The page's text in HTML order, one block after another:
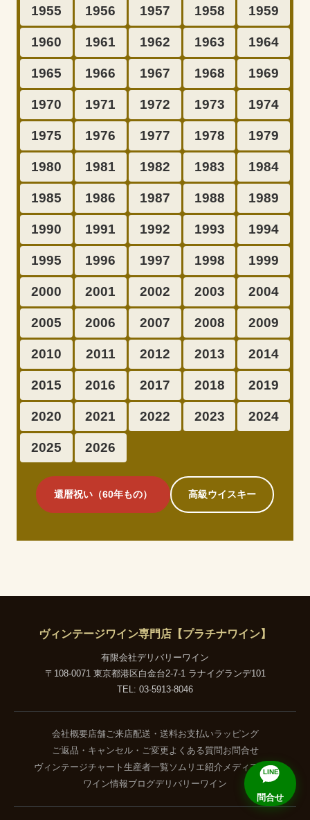
1955 1956 1957 1958 1959
1960 1961 1962 1963 1964
1965 1966 1967 1968 1969
1970 1971 1972 1973 1974
1975 1976 1977 1978 1979
1980 1981 1982 1983 1984
1985 1986 1987 1988 1989
1990 1991 1992 1993 1994
1995 1996 1997 1998 1999
2000 2001 2002 2003 2004
2005 2006 2007 2008 2009
2010 2011 2012 2013 2014
2015 2016 2017 2018 2019
2020 2021 2022 2023 2024
2025 2026
還暦祝い（60年もの） 高級ウイスキー
ヴィンテージワイン専門店【プラチナワイン】
有限会社デリバリーワイン
〒108-0071 東京都港区白金台2-7-1 ラナイグランデ101
TEL: 03-5913-8046
会社概要店舗ご来店配送・送料お支払いラッピング
ご返品・キャンセル・ご変更 よくある質問お問合せ
ヴィンテージチャート 生産者一覧 ソムリエ紹介 メディア掲載
ワイン情報ブログデリバリーワイン
LINE
問合せ